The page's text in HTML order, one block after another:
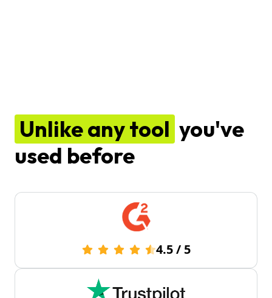
Unlike any tool you've
used before
4.5/ 5